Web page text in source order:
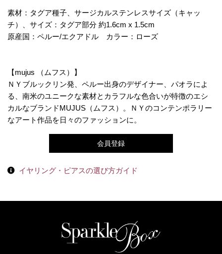
素材：タグア種子、サージカルステンレスサイズ（キャッ
チ）、サイズ：タグア部分 約1.6cm x 1.5cm
原産国：ペルー/エクアドル カラー：ローズ
【mujus （ムフス）】
ＮＹブルックリン発、ペルー出身のデザイナー、パオラによ
る、南米のユニークな素材とカラフルな色合いが特徴のエシ
カルなブランドMUJUS（ムフス）。ＮＹのコンテンポラリー
なアート作品を日々のファッションに。
会員登録
イヤリング・ピアスの選び方ガイド